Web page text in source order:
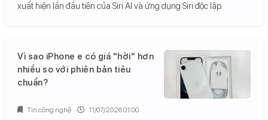
xuất hiện lần đầu tiên của Siri AI và ứng dụng Siri độc lập.
Vì sao iPhone e có giá "hời" hơn
nhiều so với phiên bản tiêu
chuẩn?
Tin công nghệ 11/07/2026 01:00